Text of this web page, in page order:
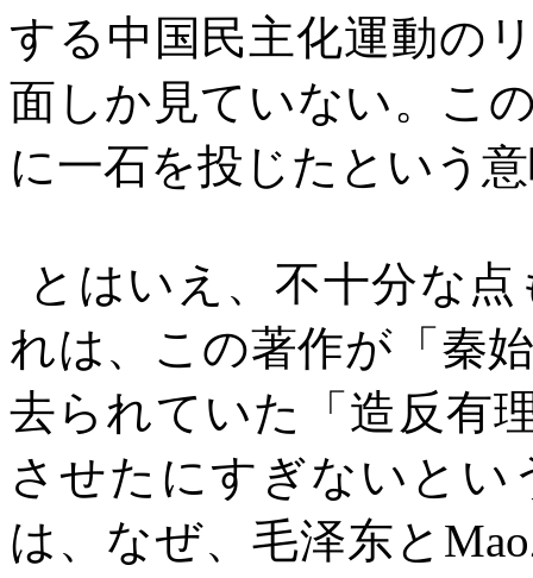
する中国民主化運動の
面しか見ていない。こ
に一石を投じたという
とはいえ、不十分な
れは、この著作が「秦
去られていた「造反有
させたにすぎないとい
は、なぜ、毛泽东と